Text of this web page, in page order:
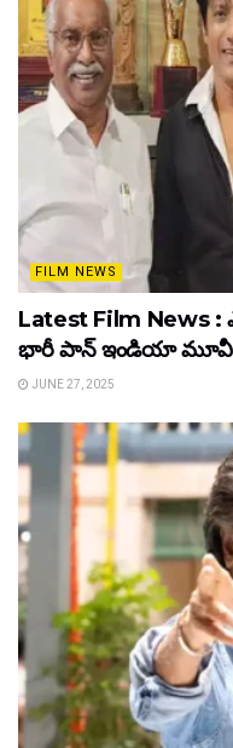
FILM NEWS
Latest Film News :
భారీ పాన్‌ ఇండియా మూవీ
JUNE 27, 2025